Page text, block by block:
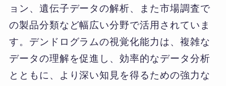
ョン、遺伝子データの解析、また市場調査で
の製品分類など幅広い分野で活用されていま
す。デンドログラムの視覚化能力は、複雑な
データの理解を促進し、効率的なデータ分析
とともに、より深い知見を得るための強力な